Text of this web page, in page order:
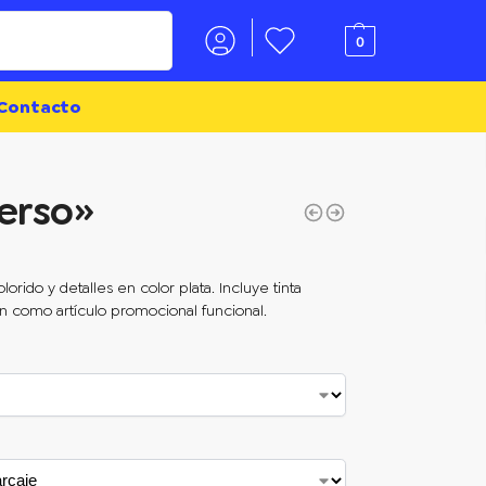
0
y detalles en color plata. Incluye tinta
como artículo promocional funcional.